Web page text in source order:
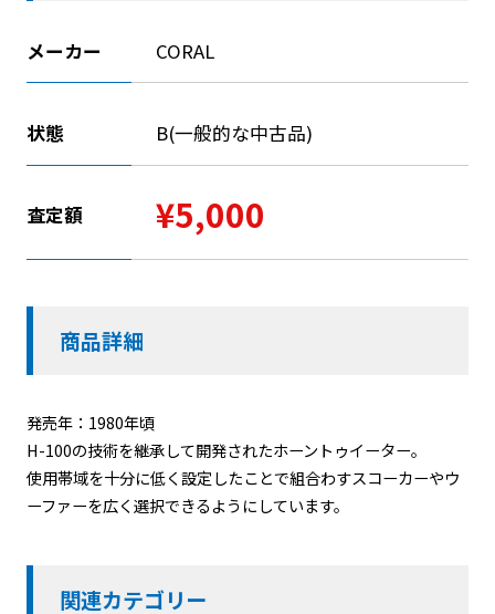
メーカー CORAL
状態 B(一般的な中古品)
査定額 ¥5,000
商品詳細
発売年：1980年頃
H-100の技術を継承して開発されたホーントゥイーター。
使用帯域を十分に低く設定したことで組合わすスコーカーやウ
ーファーを広く選択できるようにしています。
関連カテゴリー